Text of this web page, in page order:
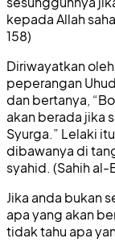
kepada Allah
158)
Diriwayatkan oleh
peperangan
dan bertanya,
akan berada jika
Syurga.” Lelaki
dibawanya di
syahid. (Sahih al-
Jika anda bukan
apa yang akan
tidak tahu apa